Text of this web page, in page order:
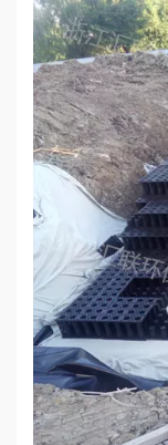
资
质
联
系
我